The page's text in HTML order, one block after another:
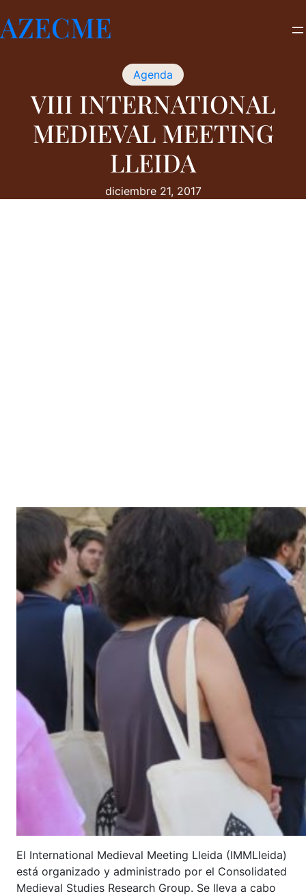
al
contenido
AZECME
Agenda
VIII INTERNATIONAL
MEDIEVAL MEETING
LLEIDA
diciembre 21, 2017
El International Medieval Meeting Lleida (IMMLleida)
está organizado y administrado por el Consolidated
Medieval Studies Research Group. Se lleva a cabo